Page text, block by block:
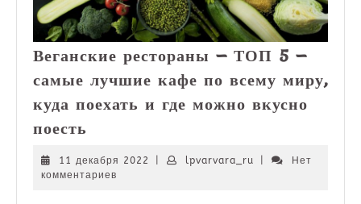
Веганские рестораны — ТОП 5 —
самые лучшие кафе по всему миру,
куда поехать и где можно вкусно
поесть
—
ТОП
11 декабря 2022 11
lpvarvara_ru lpvarvara_ru
Нет
комментариев